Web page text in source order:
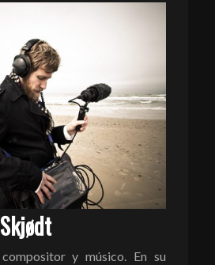
y músico. En su